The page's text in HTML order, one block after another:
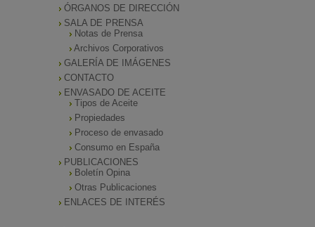
ÓRGANOS DE DIRECCIÓN
SALA DE PRENSA
Notas de Prensa
Archivos Corporativos
GALERÍA DE IMÁGENES
CONTACTO
ENVASADO DE ACEITE
Tipos de Aceite
Propiedades
Proceso de envasado
Consumo en España
PUBLICACIONES
Boletín Opina
Otras Publicaciones
ENLACES DE INTERÉS